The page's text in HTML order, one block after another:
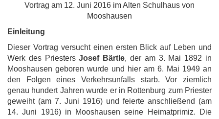
Vortrag am 12. Juni 2016 im Alten Schulhaus von
Mooshausen
Einleitung
Dieser Vortrag versucht einen ersten Blick auf Leben und
Werk des PriestersJosef Bärtle, der am 3. Mai 1892 in
Mooshausen geboren wurde und hier am 6. Mai 1949 an
den Folgen eines Verkehrsunfalls starb. Vor ziemlich
genau hundert Jahren wurde er in Rottenburg zum Priester
geweiht (am 7. Juni 1916) und feierte anschließend (am
14. Juni 1916) in Mooshausen seine Heimatprimiz. Die